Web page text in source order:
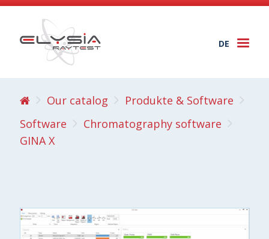
DE
Our catalog
Produkte & Software
Software
Chromatography software
GINA X